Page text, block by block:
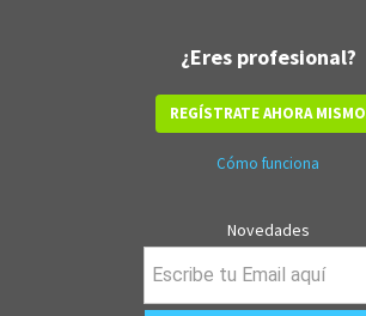
¿Eres profesional?
REGÍSTRATE AHORA MISMO
Cómo funciona
Novedades